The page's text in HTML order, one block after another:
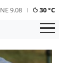
NE 9.08 30 °C